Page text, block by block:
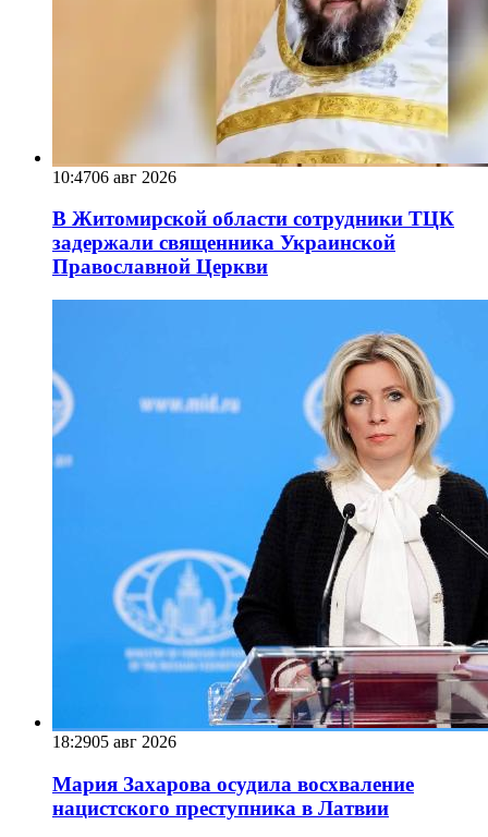
10:4706 авг 2026
В Житомирской области сотрудники ТЦК
задержали священника Украинской
Православной Церкви
18:2905 авг 2026
Мария Захарова осудила восхваление
нацистского преступника в Латвии